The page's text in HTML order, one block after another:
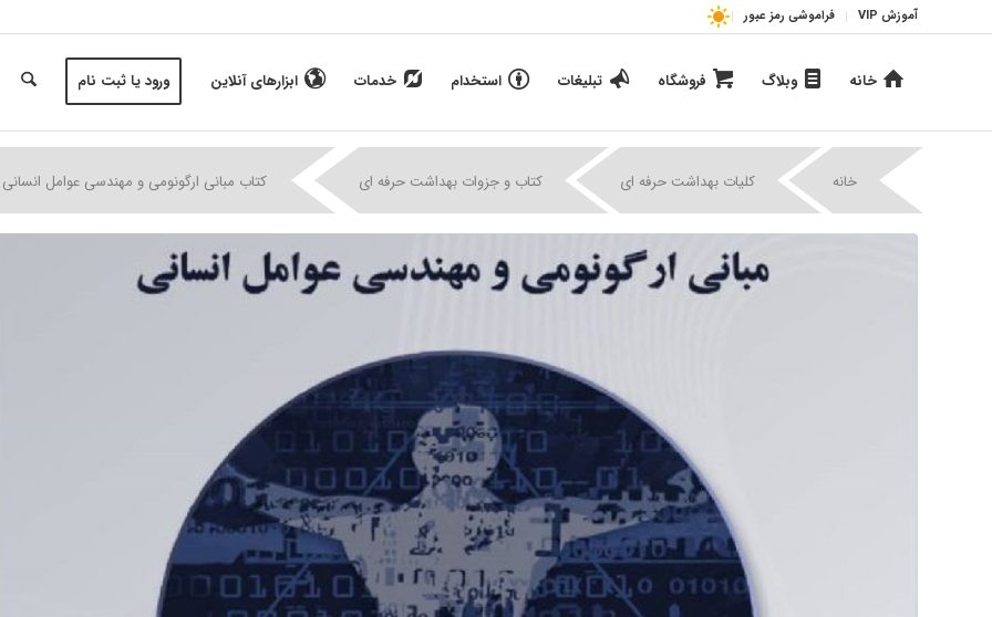
آموزش VIP فراموشی رمز عبور
خانه وبلاگ فروشگاه تبلیغات استخدام خدمات ابزارهای آنلاین ورود یا ثبت نام
خانه کلیات بهداشت حرفه ای | کتاب و جزوات بهداشت حرفه ای کتاب مبانی ارگونومی و مهندسی عوامل انسانی